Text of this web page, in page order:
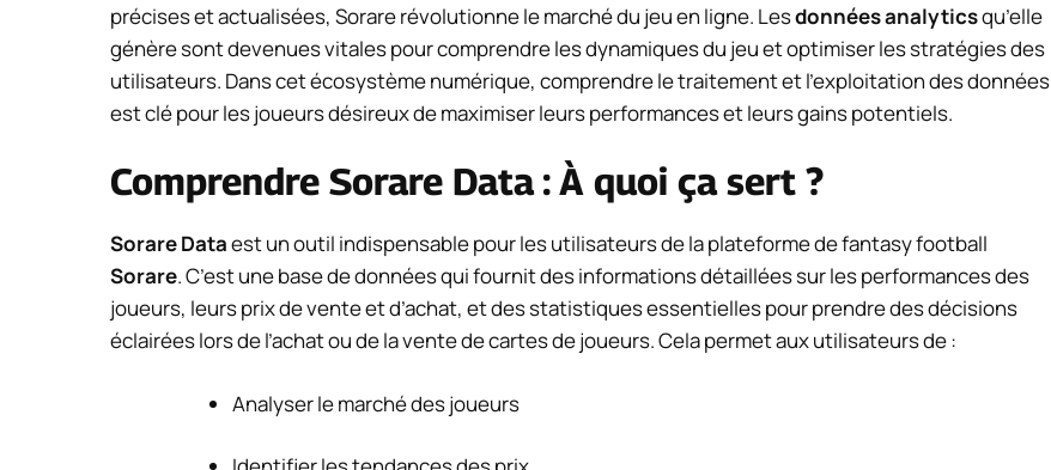
précises et actualisées, Sorare révolutionne le marché du jeu en ligne. Lesdonnées analyticsqu’elle
génère sont devenues vitales pour comprendre les dynamiques du jeu et optimiser les stratégies des
utilisateurs. Dans cet écosystème numérique, comprendre le traitement et l’exploitation des données
est clé pour les joueurs désireux de maximiser leurs performances et leurs gains potentiels.
Comprendre Sorare Data : À quoi ça sert ?
Sorare Dataest un outil indispensable pour les utilisateurs de la plateforme de fantasy football
Sorare. C’est une base de données qui fournit des informations détaillées sur les performances des
joueurs, leurs prix de vente et d’achat, et des statistiques essentielles pour prendre des décisions
éclairées lors de l’achat ou de la vente de cartes de joueurs. Cela permet aux utilisateurs de :
Analyser le marché des joueurs